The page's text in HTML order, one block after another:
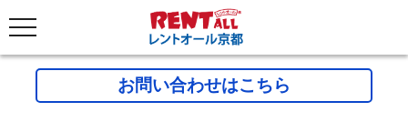
お問い合わせはこちら